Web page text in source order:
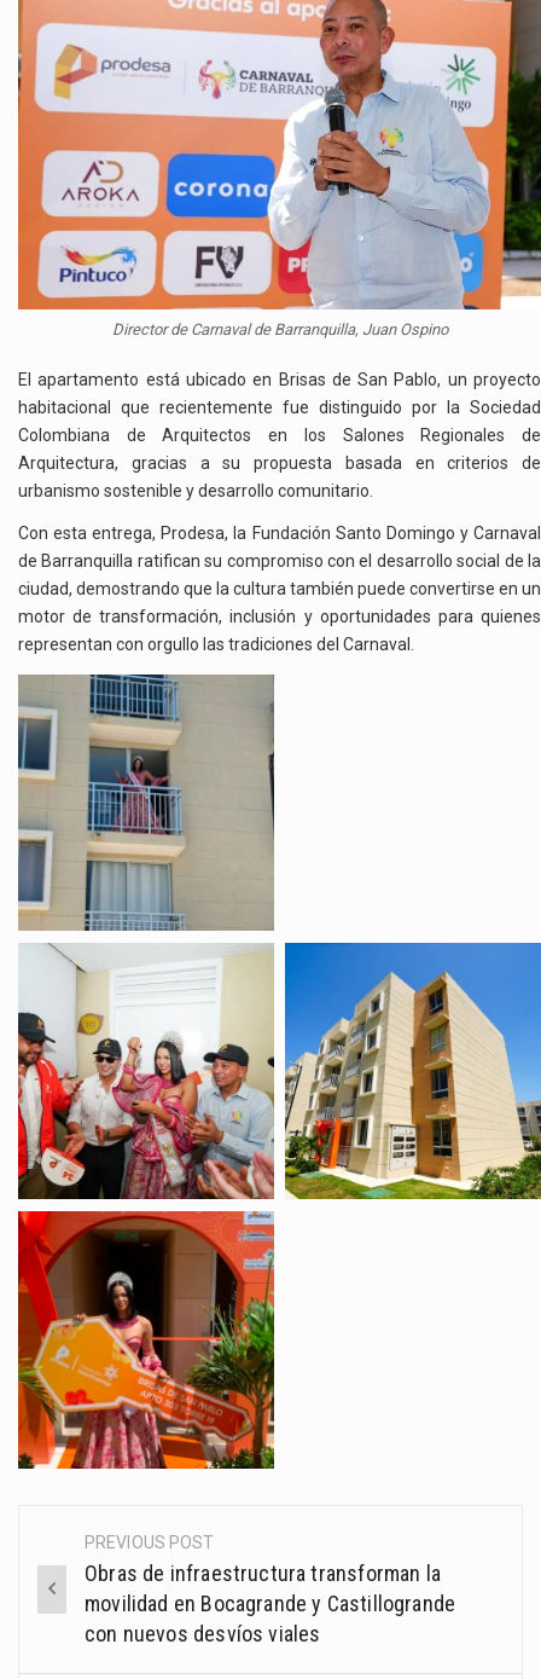
Director de Carnaval de Barranquilla, Juan Ospino
El apartamento está ubicado en Brisas de San Pablo, un proyecto
habitacional que recientemente fue distinguido por la Sociedad
Colombiana de Arquitectos en los Salones Regionales de
Arquitectura, gracias a su propuesta basada en criterios de
urbanismo sostenible y desarrollo comunitario.
Con esta entrega, Prodesa, la Fundación Santo Domingo y Carnaval
de Barranquilla ratifican su compromiso con el desarrollo social de la
ciudad, demostrando que la cultura también puede convertirse en un
motor de transformación, inclusión y oportunidades para quienes
representan con orgullo las tradiciones del Carnaval.
Post
navigation
PREVIOUS POST
Obras de infraestructura transforman la
movilidad en Bocagrande y Castillogrande
con nuevos desvíos viales